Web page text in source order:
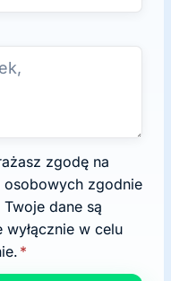
osobowych zgodnie
Twoje dane są
w celu
*